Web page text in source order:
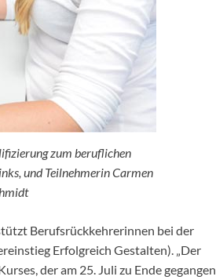
zum beruflichen
und Teilnehmerin Carmen
Berufsrückkehrerinnen bei der
Erfolgreich Gestalten). „Der
der am 25. Juli zu Ende gegangen